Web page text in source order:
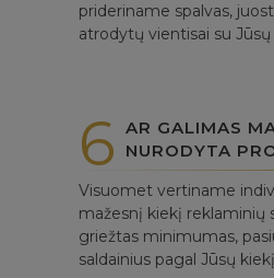
prideriname spalvas,
atrodytų vientisai su Jūsų
6 AR GALIMAS
NURODYTA
Visuomet vertiname
mažesnį kiekį reklaminių
griežtas minimumas,
saldainius pagal Jūsų